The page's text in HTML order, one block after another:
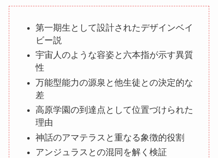
第一期生として設計されたデザインベイ
ビー説
宇宙人のような容姿と六本指が示す異質
性
万能型能力の源泉と他生徒との決定的な
差
高原学園の到達点として位置づけられた
理由
神話のアマテラスと重なる象徴的役割
アンジュラスとの混同を解く検証